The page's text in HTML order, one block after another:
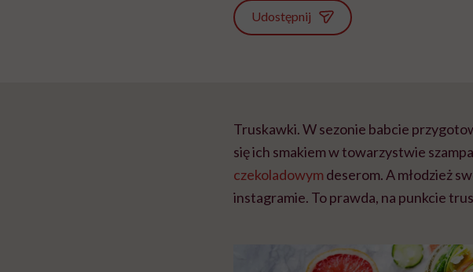
Udostępnij
Truskawki. W sezonie babcie
się ich smakiem w towarzystwie
czekoladowym deserom. A młodzież
instagramie. To prawda, na punkcie